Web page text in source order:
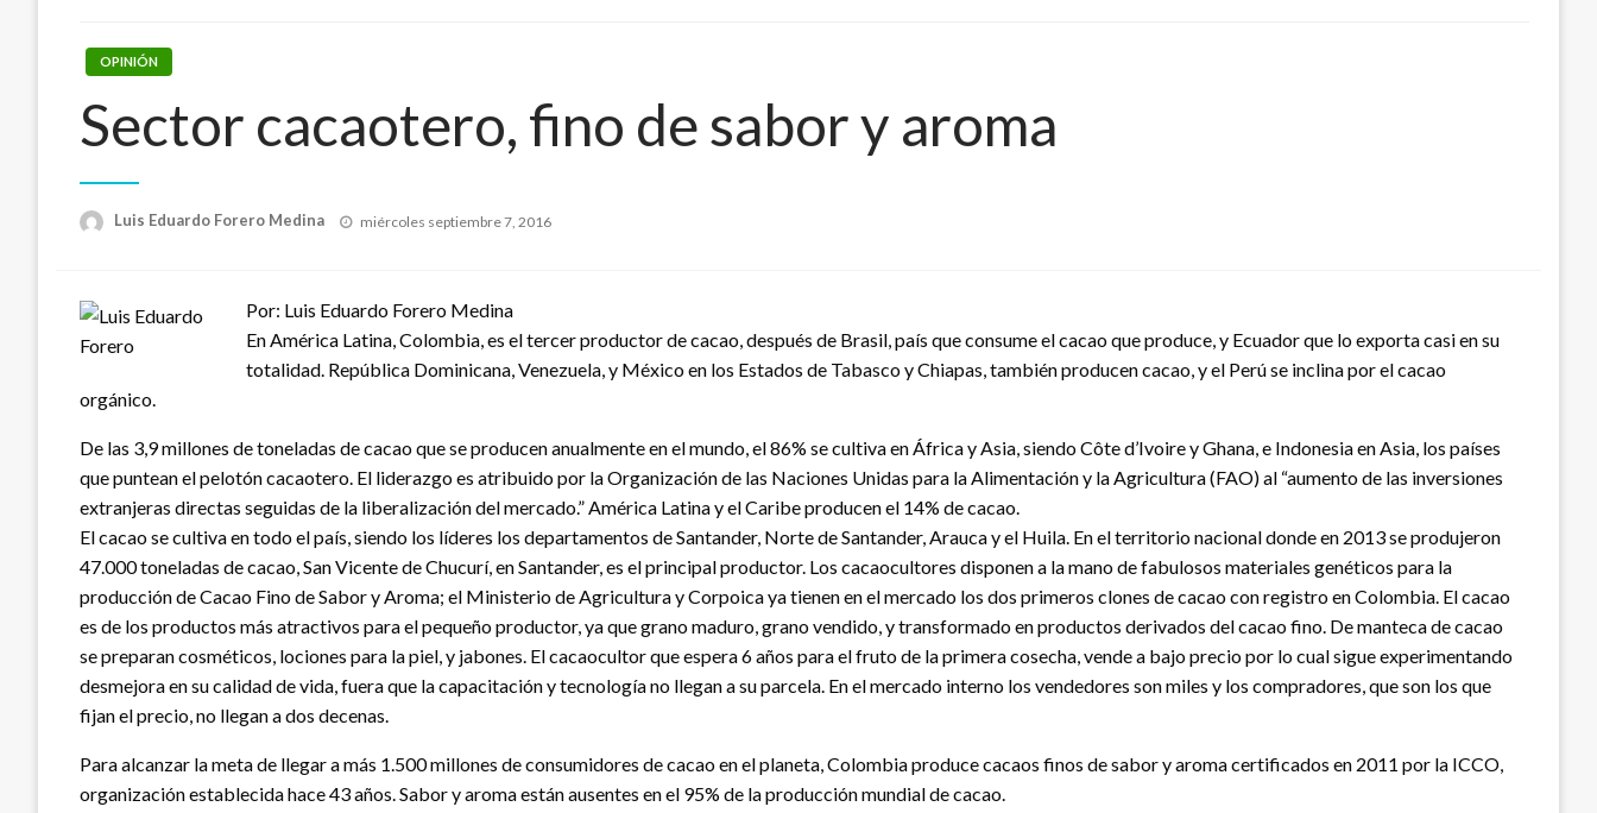
OPINIÓN
Sector cacaotero, fino de sabor y aroma
Luis Eduardo Forero Medina
Publicado
miércoles septiembre 7, 2016
Por: Luis Eduardo Forero Medina
En América Latina, Colombia, es el tercer productor de cacao, después de Brasil, país que consume el cacao que produce, y Ecuador que lo exporta casi en su
totalidad. República Dominicana, Venezuela, y México en los Estados de Tabasco y Chiapas, también producen cacao, y el Perú se inclina por el cacao
orgánico.
De las 3,9 millones de toneladas de cacao que se producen anualmente en el mundo, el 86% se cultiva en África y Asia, siendo Côte d’Ivoire y Ghana, e Indonesia en Asia, los países
que puntean el pelotón cacaotero. El liderazgo es atribuido por la Organización de las Naciones Unidas para la Alimentación y la Agricultura (FAO) al “aumento de las inversiones
extranjeras directas seguidas de la liberalización del mercado.” América Latina y el Caribe producen el 14% de cacao.
El cacao se cultiva en todo el país, siendo los líderes los departamentos de Santander, Norte de Santander, Arauca y el Huila. En el territorio nacional donde en 2013 se produjeron
47.000 toneladas de cacao, San Vicente de Chucurí, en Santander, es el principal productor. Los cacaocultores disponen a la mano de fabulosos materiales genéticos para la
producción de Cacao Fino de Sabor y Aroma; el Ministerio de Agricultura y Corpoica ya tienen en el mercado los dos primeros clones de cacao con registro en Colombia. El cacao
es de los productos más atractivos para el pequeño productor, ya que grano maduro, grano vendido, y transformado en productos derivados del cacao fino. De manteca de cacao
se preparan cosméticos, lociones para la piel, y jabones. El cacaocultor que espera 6 años para el fruto de la primera cosecha, vende a bajo precio por lo cual sigue experimentando
desmejora en su calidad de vida, fuera que la capacitación y tecnología no llegan a su parcela. En el mercado interno los vendedores son miles y los compradores, que son los que
fijan el precio, no llegan a dos decenas.
Para alcanzar la meta de llegar a más 1.500 millones de consumidores de cacao en el planeta, Colombia produce cacaos finos de sabor y aroma certificados en 2011 por la ICCO,
organización establecida hace 43 años. Sabor y aroma están ausentes en el 95% de la producción mundial de cacao.